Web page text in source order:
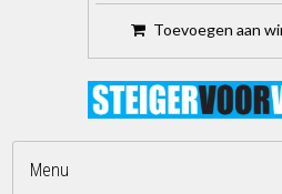
Toevoegen aan
Menu